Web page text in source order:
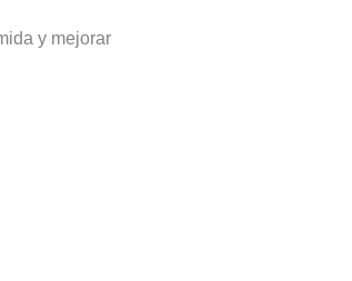
y mejorar